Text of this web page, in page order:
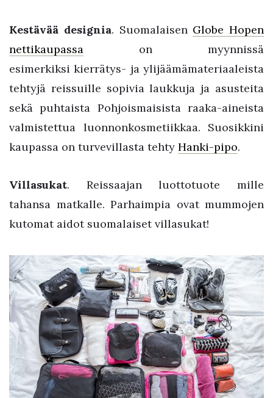
Kestävää designia. Suomalaisen Globe Hopen
nettikaupassa on myynnissä
esimerkiksi kierrätys- ja ylijäämämateriaaleista
tehtyjä reissuille sopivia laukkuja ja asusteita
sekä puhtaista Pohjoismaisista raaka-aineista
valmistettua luonnonkosmetiikkaa. Suosikkini
kaupassa on turvevillasta tehty Hanki-pipo.
Villasukat. Reissaajan luottotuote mille
tahansa matkalle. Parhaimpia ovat mummojen
kutomat aidot suomalaiset villasukat!